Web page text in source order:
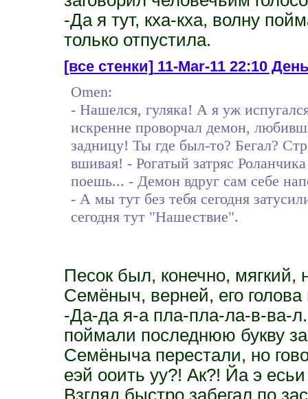
-Да я тут, кха-кха, волну
только отпустила.
[все стенки]11-Mar-11 22:10
Omen:
- Нашелся, гуляка! А я уж
искренне проворчал демон,
задницу! Ты где был-то? Бегал?
вшивая! - Рогатый затряс
поешь... - Демон вдруг сам себе
- А мы тут без тебя сегодня
сегодня тут "Нашествие".
Песок был, конечно,
Семёныч, верней, его голова
-Да-да я-а пла-пла-ла-в-ва-
поймали последнюю букву
Семёныча перестали, но
еэй ооить уу?! Ак?! Йа э есьи
Взгляд быстро забегал по